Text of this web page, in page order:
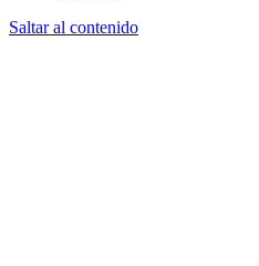
Saltar al contenido